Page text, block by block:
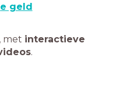
geld
, met interactieve
.